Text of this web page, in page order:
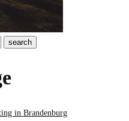
in Brandenburg